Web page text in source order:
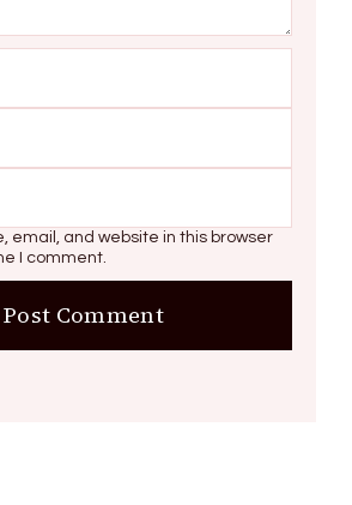
email, and website in this browser
I comment.